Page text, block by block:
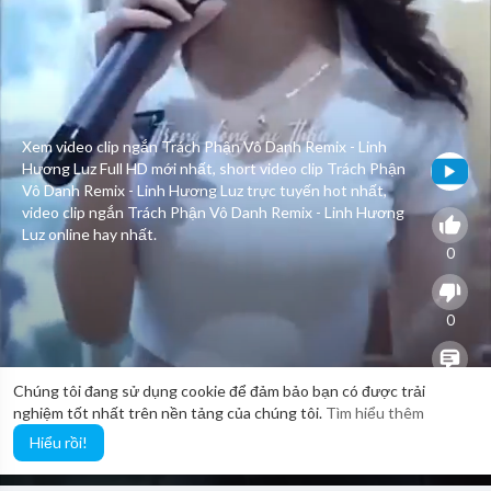
Chúng tôi đang sử dụng cookie để đảm bảo bạn có được trải
nghiệm tốt nhất trên nền tảng của chúng tôi. Tìm hiểu thêm
Hiểu rồi!
Xem video clip ngắn Trách Phận Vô Danh Remix - Linh
Hương Luz Full HD mới nhất, short video clip Trách Phận
Vô Danh Remix - Linh Hương Luz trực tuyến hot nhất,
video clip ngắn Trách Phận Vô Danh Remix - Linh Hương
Luz online hay nhất.
0
0